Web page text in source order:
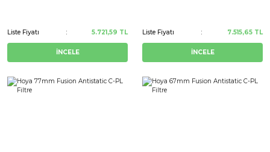
Liste Fiyatı 5.721,59 TL
İNCELE
Liste Fiyatı 7.515,65 TL
İNCELE